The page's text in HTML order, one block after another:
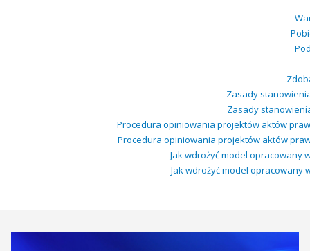
Zasady
Zasady
Procedura opiniowania projektów aktów
Procedura opiniowania projektów aktów
Jak wdrożyć model opracowany
Jak wdrożyć model opracowany